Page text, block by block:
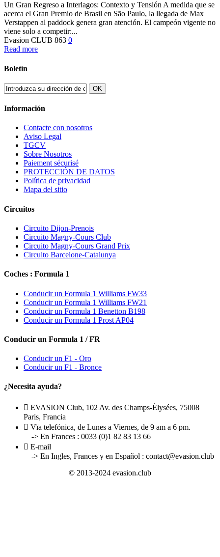
Un Gran Regreso a Interlagos: Contexto y Tensión A medida que se
acerca el Gran Premio de Brasil en São Paulo, la llegada de Max
Verstappen al paddock genera gran atención. El campeón vigente no
viene solo a competir:...
Evasion CLUB 863 0
Read more
Boletín
OK
Información
Contacte con nosotros
Aviso Legal
TGCV
Sobre Nosotros
Paiement sécurisé
PROTECCIÓN DE DATOS
Política de privacidad
Mapa del sitio
Circuitos
Circuito Dijon-Prenois
Circuito Magny-Cours Club
Circuito Magny-Cours Grand Prix
Circuito Barcelone-Catalunya
Coches : Formula 1
Conducir un Formula 1 Williams FW33
Conducir un Formula 1 Williams FW21
Conducir un Formula 1 Benetton B198
Conducir un Formula 1 Prost AP04
Conducir un Formula 1 / FR
Conducir un F1 - Oro
Conducir un F1 - Bronce
¿Necesita ayuda?
 EVASION Club, 102 Av. des Champs-Élysées, 75008
Paris, Francia
 Vïa telefónica, de Lunes a Viernes, de 9 am a 6 pm.
-> En Frances : 0033 (0)1 82 83 13 66
 E-mail
-> En Ingles, Frances y en Español : contact@evasion.club
© 2013-2024 evasion.club